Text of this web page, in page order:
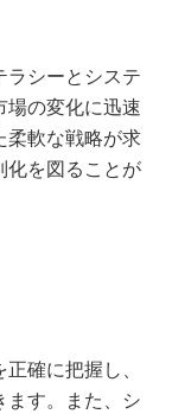
ラシーとシステ
場の変化に迅速
柔軟な戦略が求
化を図ることが
確に把握し、
ます。また、シ